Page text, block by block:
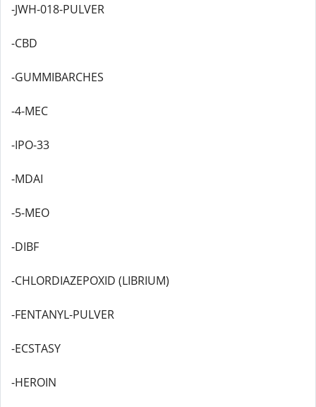
-JWH-018-PULVER
-CBD
-GUMMIBARCHES
-4-MEC
-IPO-33
-MDAI
-5-MEO
-DIBF
-CHLORDIAZEPOXID (LIBRIUM)
-FENTANYL-PULVER
-ECSTASY
-HEROIN